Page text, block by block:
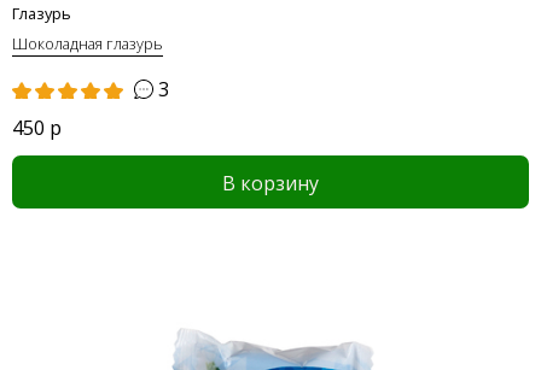
Глазурь
Шоколадная глазурь
3
450 р
В корзину